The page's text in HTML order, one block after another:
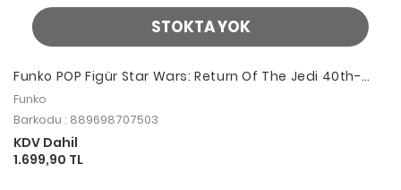
STOKTA YOK
Funko POP Figür Star Wars: Return Of The Jedi 40th-
Vader (unmasked)
Funko
Barkodu : 889698707503
KDV Dahil
1.699,90 TL